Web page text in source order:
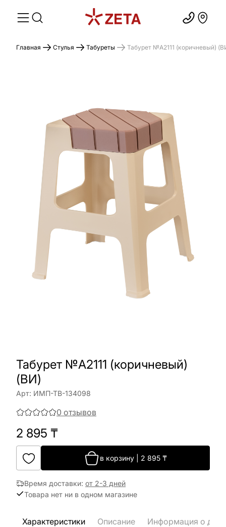
Главная Стулья Табуреты Табурет №A2111 (коричневый)
Табурет №A2111 (коричневый)
(ВИ)
Арт: ИМП-ТВ-134098
0 отзывов
2 895 ₸
в корзину 2 895 ₸
Время доставки: от 2-3 дней
Товара нет ни в одном магазине
Характеристики Описание Информация о